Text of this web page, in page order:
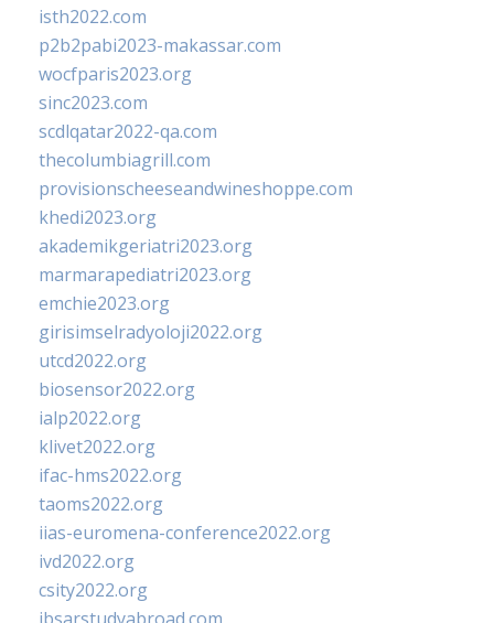
isth2022.com
p2b2pabi2023-makassar.com
wocfparis2023.org
sinc2023.com
scdlqatar2022-qa.com
thecolumbiagrill.com
provisionscheeseandwineshoppe.com
khedi2023.org
akademikgeriatri2023.org
marmarapediatri2023.org
emchie2023.org
girisimselradyoloji2022.org
utcd2022.org
biosensor2022.org
ialp2022.org
klivet2022.org
ifac-hms2022.org
taoms2022.org
iias-euromena-conference2022.org
ivd2022.org
csity2022.org